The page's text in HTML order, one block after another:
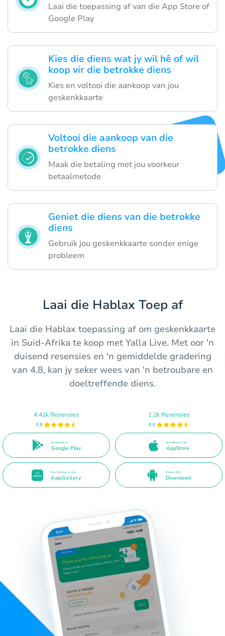
Laai die toepassing af van die App Store of
Google Play
Kies die diens wat jy wil hê of wil
koop vir die betrokke diens
Kies en voltooi die aankoop van jou
geskenkkaarte
Voltooi die aankoop van die
betrokke diens
Maak die betaling met jou voorkeur
betaalmetode
Geniet die diens van die betrokke
diens
Gebruik jou geskenkkaarte sonder enige
probleem
Laai die Hablax Toep af
Laai die Hablax toepassing af om geskenkkaarte
in Suid-Afrika te koop met Yalla Live. Met oor 'n
duisend resensies en 'n gemiddelde gradering
van 4.8, kan jy seker wees van 'n betroubare en
doeltreffende diens.
4.42k Resensies
4.8
Beskikbaar in
Google Play
1.2k Resensies
4.4
Beskikbaar in die
AppStore
Beskikbaar in die
AppGallery
Direkte APK
Download